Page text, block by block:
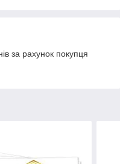
за рахунок покупця